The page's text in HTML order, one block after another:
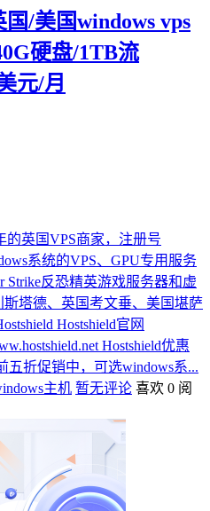
/美国windows vps
硬盘/1TB流
元/月
的英国VPS商家，注册号
系统的VPS、GPU专用服务
Strike反恐精英游戏服务器和虚
塔德、英国考文垂、美国堪萨
Hostshield官网
Hostshield优惠
五折促销中，可选windows系...
主机 暂无评论 喜欢 0 阅